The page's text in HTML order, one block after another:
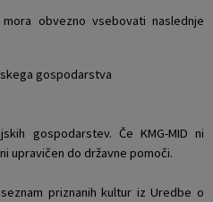
obvezno vsebovati naslednje
gospodarstva
gospodarstev. Če KMG-MID ni
upravičen do državne pomoči.
seznam priznanih kultur iz Uredbe o